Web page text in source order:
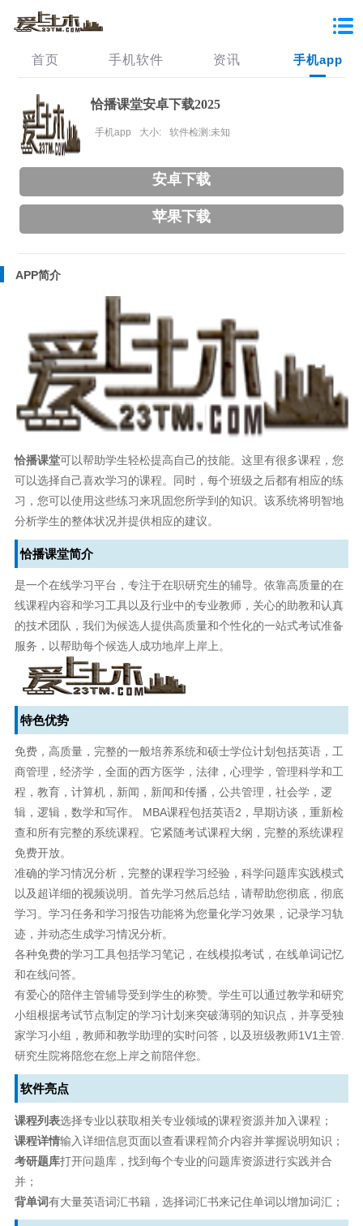
首页 手机软件 资讯 手机app
恰播课堂安卓下载2025
手机app 大小: 软件检测:未知
安卓下载
苹果下载
APP简介
恰播课堂可以帮助学生轻松提高自己的技能。这里有很多课程，您
可以选择自己喜欢学习的课程。同时，每个班级之后都有相应的练
习，您可以使用这些练习来巩固您所学到的知识。该系统将明智地
分析学生的整体状况并提供相应的建议。
恰播课堂简介
是一个在线学习平台，专注于在职研究生的辅导。依靠高质量的在
线课程内容和学习工具以及行业中的专业教师，关心的助教和认真
的技术团队，我们为候选人提供高质量和个性化的一站式考试准备
服务，以帮助每个候选人成功地岸上岸上。
特色优势
免费，高质量，完整的一般培养系统和硕士学位计划包括英语，工
商管理，经济学，全面的西方医学，法律，心理学，管理科学和工
程，教育，计算机，新闻，新闻和传播，公共管理，社会学，逻
辑，逻辑，数学和写作。 MBA课程包括英语2，早期访谈，重新检
查和所有完整的系统课程。它紧随考试课程大纲，完整的系统课程
免费开放。
准确的学习情况分析，完整的课程学习经验，科学问题库实践模式
以及超详细的视频说明。首先学习然后总结，请帮助您彻底，彻底
学习。学习任务和学习报告功能将为您量化学习效果，记录学习轨
迹，并动态生成学习情况分析。
各种免费的学习工具包括学习笔记，在线模拟考试，在线单词记忆
和在线问答。
有爱心的陪伴主管辅导受到学生的称赞。学生可以通过教学和研究
小组根据考试节点制定的学习计划来突破薄弱的知识点，并享受独
家学习小组，教师和教学助理的实时问答，以及班级教师1V1主管.
研究生院将陪您在您上岸之前陪伴您。
软件亮点
课程列表选择专业以获取相关专业领域的课程资源并加入课程；
课程详情输入详细信息页面以查看课程简介内容并掌握说明知识；
考研题库打开问题库，找到每个专业的问题库资源进行实践并合
并；
背单词有大量英语词汇书籍，选择词汇书来记住单词以增加词汇；